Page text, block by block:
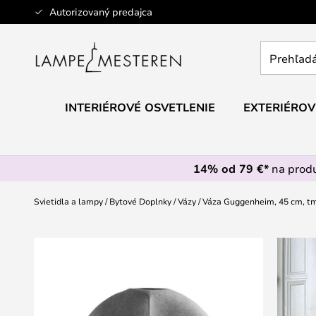
Autorizovaný predajca
Skip
to
obchod
INTERIÉROVÉ OSVETLENIE
14% od 79 €* na
Svietidla a lampy Bytové Doplnky Vázy Váza Guggenheim, 45 cm,